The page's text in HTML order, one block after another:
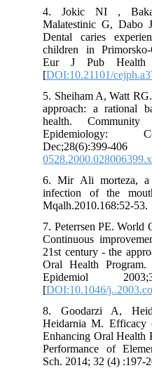
4. Jokic NI ,
Malatestinic G,
Dental caries
children in
Eur J Pub
[DOI:10.21101/
5. Sheiham A, Watt
approach: a rational
health.
Epidemiology:
Dec;28(6):399-
6. Mir Ali morteza,
infection of the
Mqalh.2010.168:52-53.
7. Peterrsen PE.
Continuous
21st century - the
Oral Health
Epidemiol
[DOI:10.1046/
8. Goodarzi A,
Heidarnia M.
Enhancing Oral
Performance of
Sch. 2014; 32 (4) :197-